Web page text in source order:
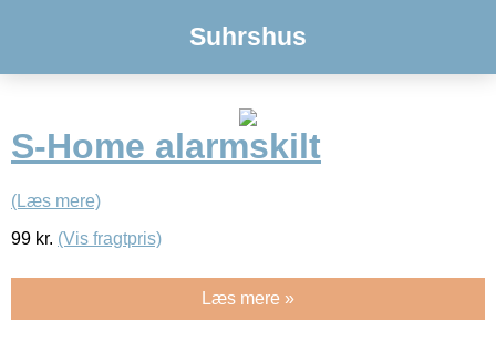
Suhrshus
S-Home alarmskilt
(Læs mere)
99 kr. (Vis fragtpris)
Læs mere »